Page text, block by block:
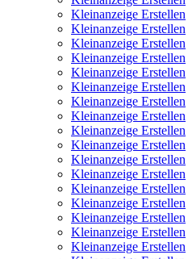
Kleinanzeige Erstellen
Kleinanzeige Erstellen
Kleinanzeige Erstellen
Kleinanzeige Erstellen
Kleinanzeige Erstellen
Kleinanzeige Erstellen
Kleinanzeige Erstellen
Kleinanzeige Erstellen
Kleinanzeige Erstellen
Kleinanzeige Erstellen
Kleinanzeige Erstellen
Kleinanzeige Erstellen
Kleinanzeige Erstellen
Kleinanzeige Erstellen
Kleinanzeige Erstellen
Kleinanzeige Erstellen
Kleinanzeige Erstellen